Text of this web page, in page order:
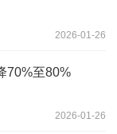
2026-01-26
70%至80%
2026-01-26